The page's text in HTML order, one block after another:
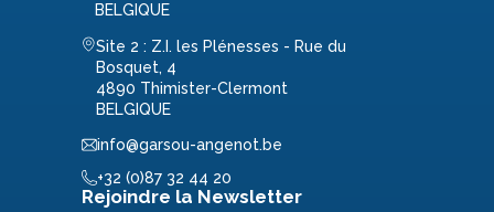
BELGIQUE
Site 2 : Z.I. les Plénesses - Rue du
Bosquet, 4
4890 Thimister-Clermont
BELGIQUE
info@garsou-angenot.be
+32 (0)87 32 44 20
Rejoindre la Newsletter